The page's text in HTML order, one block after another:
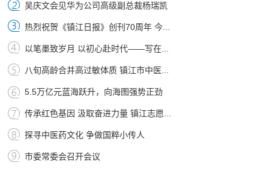
吴庆文会见华为公司高级副总裁杨瑞凯
热烈祝贺《镇江日报》创刊70周年 今...
以笔墨致岁月 以初心赴时代——写在...
八旬高龄合并高过敏体质 镇江市中医...
5.5万亿元蓝海跃升，向海图强势正劲
传承红色基因 汲取奋进力量 镇江志愿...
探寻中医药文化 争做国粹小传人
市委常委会召开会议